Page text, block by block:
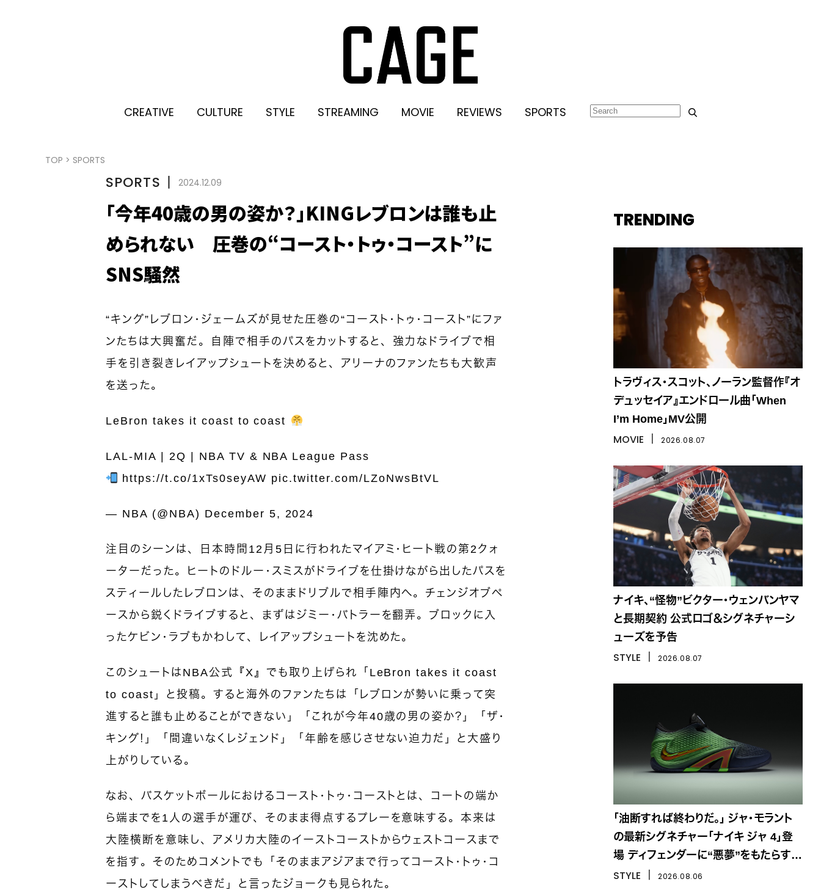
CREATIVE CULTURE STYLE STREAMING MOVIE REVIEWS SPORTS
TOP > SPORTS
SPORTS 丨 2024.12.09
「今年40歳の男の姿か？」KINGレブロンは誰も止
められない 圧巻の“コースト・トゥ・コースト”に
SNS騒然
“キング”レブロン・ジェームズが見せた圧巻の“コースト・トゥ・コースト”にファ
ンたちは大興奮だ。自陣で相手のパスをカットすると、強力なドライブで相
手を引き裂きレイアップシュートを決めると、アリーナのファンたちも大歓声
を送った。
LeBron takes it coast to coast
LAL-MIA | 2Q | NBA TV & NBA League Pass
https://t.co/1xTs0seyAW pic.twitter.com/LZoNwsBtVL
— NBA (@NBA) December 5, 2024
注目のシーンは、日本時間12月5日に行われたマイアミ・ヒート戦の第2クォ
ーターだった。
ヒートのドルー・スミスがドライブを仕掛けながら出したパスを
スティールしたレブロンは、そのままドリブルで相手陣内へ。チェンジオブペ
ースから鋭くドライブすると、まずはジミー・バトラーを翻弄。ブロックに入
ったケビン・ラブもかわして、レイアップシュートを沈めた。
このシュートはNBA公式『X』でも取り上げられ「LeBron takes it coast
to coast」と投稿。すると海外のファンたちは「レブロンが勢いに乗って突
進すると誰も止めることができない」「これが今年40歳の男の姿か？」「ザ・
キング！」「間違いなくレジェンド」「年齢を感じさせない迫力だ」と大盛り
上がりしている。
なお、バスケットボールにおけるコースト・トゥ・コーストとは、コートの端か
ら端までを1人の選手が運び、そのまま得点するプレーを意味する。本来は
大陸横断を意味し、アメリカ大陸のイーストコーストからウェストコースまで
を指す。そのためコメントでも「そのままアジアまで行ってコースト・トゥ・コ
ーストしてしまうべきだ」と言ったジョークも見られた。
TRENDING
トラヴィス・スコット、ノーラン監督作『オ
デュッセイア』エンドロール曲「When
I’m Home」MV公開
MOVIE 2026.08.07
ナイキ、“怪物”ビクター・ウェンバンヤマ
と長期契約 公式ロゴ＆シグネチャーシ
ューズを予告
STYLE 2026.08.07
「油断すれば終わりだ。」 ジャ・モラント
の最新シグネチャー「ナイキ ジャ 4」登
場 ディフェンダーに“悪夢”をもたらす一
足
STYLE 2026.08.06